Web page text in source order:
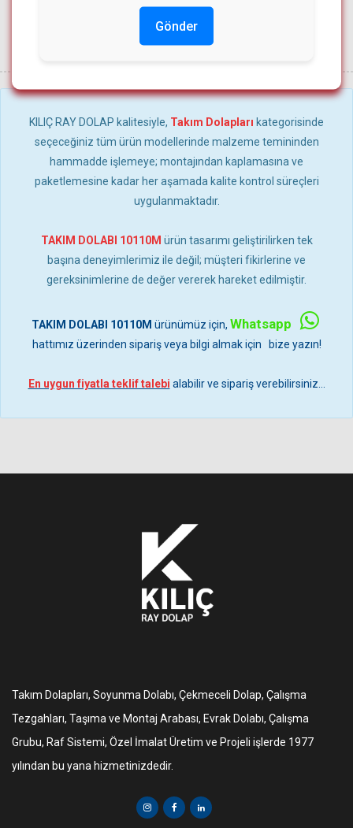
Gönder
KILIÇ RAY DOLAP kalitesiyle, Takım Dolapları kategorisinde
seçeceğiniz tüm ürün modellerinde malzeme temininden
hammadde işlemeye; montajından kaplamasına ve
paketlemesine kadar her aşamada kalite kontrol süreçleri
uygulanmaktadır.
TAKIM DOLABI 10110M ürün tasarımı geliştirilirken tek
başına deneyimlerimiz ile değil; müşteri fikirlerine ve
gereksinimlerine de değer vererek hareket edilmiştir.
TAKIM DOLABI 10110M ürünümüz için, Whatsapp
hattımız üzerinden sipariş veya bilgi almak için bize yazın!
En uygun fiyatla teklif talebi alabilir ve sipariş verebilirsiniz...
Takım Dolapları, Soyunma Dolabı, Çekmeceli Dolap, Çalışma
Tezgahları, Taşıma ve Montaj Arabası, Evrak Dolabı, Çalışma
Grubu, Raf Sistemi, Özel İmalat Üretim ve Projeli işlerde 1977
yılından bu yana hizmetinizdedir.